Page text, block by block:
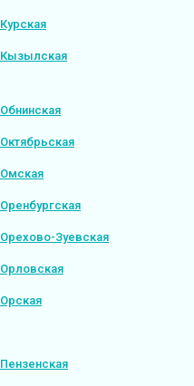
Курская
Кызылская
Обнинская
Октябрьская
Омская
Оренбургская
Орехово-Зуевская
Орловская
Орская
Пензенская